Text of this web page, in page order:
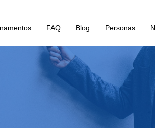
FAQ Blog Personas